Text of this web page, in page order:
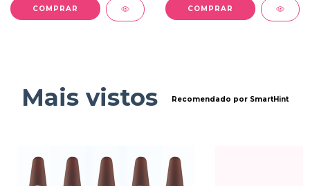
Mais vistos Recomendado por SmartHint